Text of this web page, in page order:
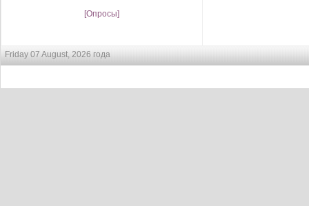
[Опросы]
Friday 07 August, 2026 года